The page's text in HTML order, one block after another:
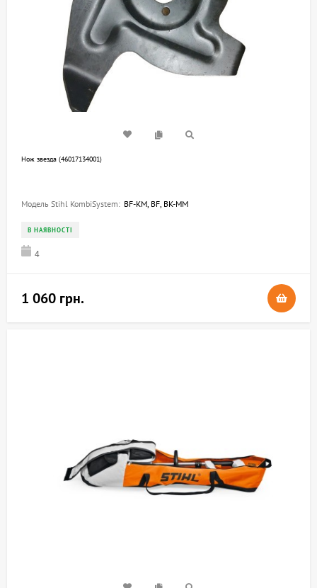
Нож звезда (46017134001)
Модель Stihl KombiSystem: BF-KM, BF, BK-MM
В НАЯВНОСТІ
4
1 060 грн.